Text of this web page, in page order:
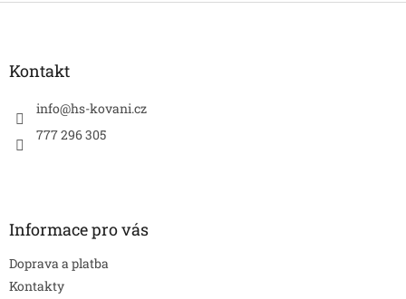
Kontakt
info@hs-kovani.cz
777 296 305
Informace pro vás
Doprava a platba
Kontakty